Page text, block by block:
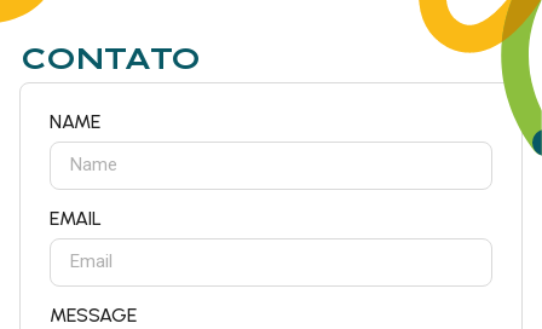
CONTATO
NAME
EMAIL
MESSAGE